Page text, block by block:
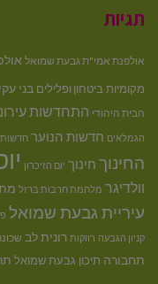
תגיות
אולפנת אמי"ת גבעת שמואל
מקומיות ביטחון ופלילים בני
הבית היהודי התחדשות
הגמלאים חדשות הנוער
החינוך חינוך יום הזיכרון
וולדיגר מלחמת חרבות ברזל
עיריית גבעת שמואל
קניון הגבעה רווקות רונית לב
תחבורה תיכון גבעת שמואל